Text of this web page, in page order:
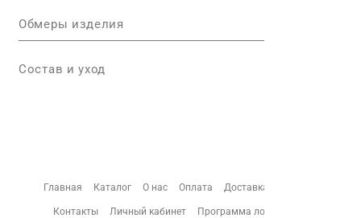
Обмеры изделия
Состав и уход
Главная Каталог О нас Оплата Доставка
Контакты Личный кабинет Программа лояльности